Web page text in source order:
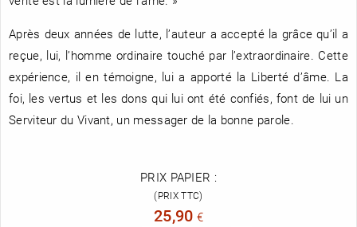
Après deux années de lutte, l’auteur a accepté la grâce qu’il a
reçue, lui, l’homme ordinaire touché par l’extraordinaire. Cette
expérience, il en témoigne, lui a apporté la Liberté d’âme. La
foi, les vertus et les dons qui lui ont été confiés, font de lui un
Serviteur du Vivant, un messager de la bonne parole.
PRIX PAPIER :
(PRIX TTC)
25,90 €